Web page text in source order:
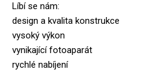
Líbí se nám:
design a kvalita konstrukce
vysoký výkon
vynikající fotoaparát
rychlé nabíjení